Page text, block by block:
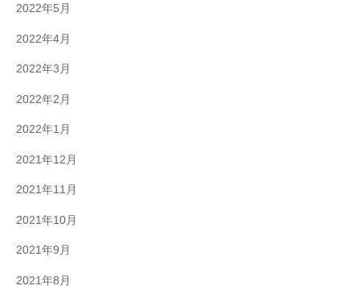
2022年5月
2022年4月
2022年3月
2022年2月
2022年1月
2021年12月
2021年11月
2021年10月
2021年9月
2021年8月